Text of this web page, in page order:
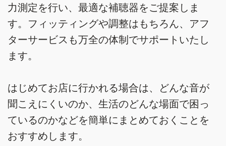
力測定を行い、最適な補聴器をご提案しま
す。フィッティングや調整はもちろん、アフ
ターサービスも万全の体制でサポートいたし
ます。
はじめてお店に行かれる場合は、どんな音が
聞こえにくいのか、生活のどんな場面で困っ
ているのかなどを簡単にまとめておくことを
おすすめします。